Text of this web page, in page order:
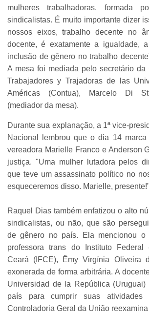
mulheres trabalhadoras, formada
sindicalistas. É muito importante dizer
nossos eixos, trabalho decente no
docente, é exatamente a igualdade,
inclusão de gênero no trabalho
A mesa foi mediada pelo secretário da
Trabajadores y Trajadoras de las
Américas (Contua), Marcelo Di
(mediador da mesa).
Durante sua explanação, a 1ª vice-
Nacional lembrou que o dia 14
vereadora Marielle Franco e Anderson
justiça. "Uma mulher lutadora pelos
que teve um assassinato político no
esqueceremos disso. Marielle,
Raquel Dias também enfatizou o alto
sindicalistas, ou não, que são
de gênero no país. Ela mencionou o
professora trans do Instituto
Ceará (IFCE), Êmy Virgínia Oliveira
exonerada de forma arbitrária. A
Universidad de la República (Uruguai)
país para cumprir suas atividades
Controladoria Geral da União reexamina